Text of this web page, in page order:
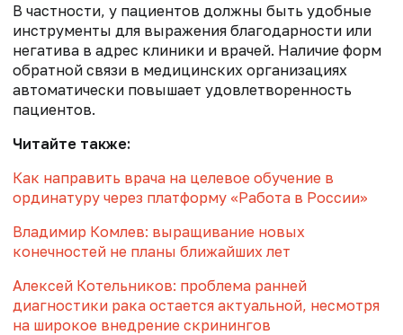
В частности, у пациентов должны быть удобные
инструменты для выражения благодарности или
негатива в адрес клиники и врачей. Наличие форм
обратной связи в медицинских организациях
автоматически повышает удовлетворенность
пациентов.
Читайте также:
Как направить врача на целевое обучение в
ординатуру через платформу «Работа в России»
Владимир Комлев: выращивание новых
конечностей не планы ближайших лет
Алексей Котельников: проблема ранней
диагностики рака остается актуальной, несмотря
на широкое внедрение скринингов